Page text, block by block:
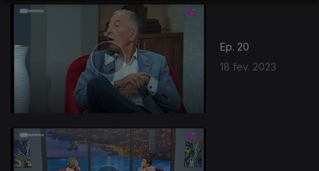
Ep. 20
18 fev. 2023